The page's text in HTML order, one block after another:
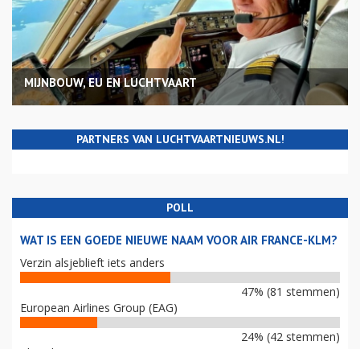
MIJNBOUW, EU EN LUCHTVAART
PARTNERS VAN LUCHTVAARTNIEUWS.NL!
POLL
WAT IS EEN GOEDE NIEUWE NAAM VOOR AIR FRANCE-KLM?
Verzin alsjeblieft iets anders
47% (81 stemmen)
European Airlines Group (EAG)
24% (42 stemmen)